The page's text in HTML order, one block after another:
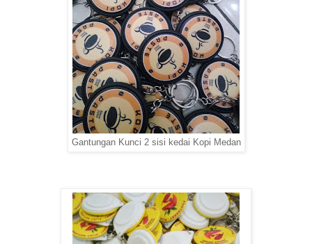
Gantungan Kunci 2 sisi kedai Kopi Medan